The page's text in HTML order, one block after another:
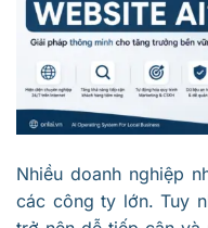
Nhiều doanh nghiệp
các công ty lớn. Tuy